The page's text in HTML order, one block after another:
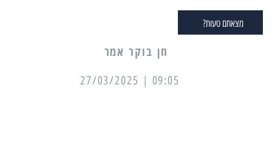
מצאתם טעות?
09:05 | 27/03/2025